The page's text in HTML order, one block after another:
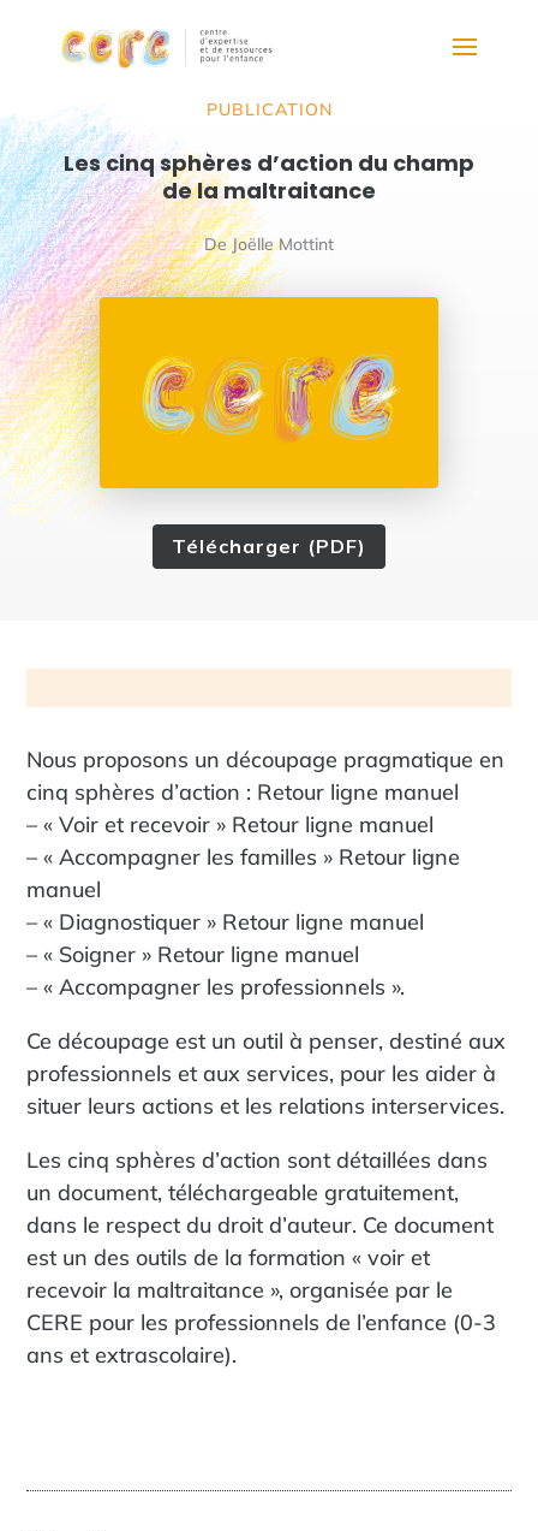
PUBLICATION
Les cinq sphères d’action du champ
de la maltraitance
De Joëlle Mottint
Télécharger (PDF)
Nous proposons un découpage pragmatique en
cinq sphères d’action : Retour ligne manuel
– « Voir et recevoir » Retour ligne manuel
– « Accompagner les familles » Retour ligne
manuel
– « Diagnostiquer » Retour ligne manuel
– « Soigner » Retour ligne manuel
– « Accompagner les professionnels ».
Ce découpage est un outil à penser, destiné aux
professionnels et aux services, pour les aider à
situer leurs actions et les relations interservices.
Les cinq sphères d’action sont détaillées dans
un document, téléchargeable gratuitement,
dans le respect du droit d’auteur. Ce document
est un des outils de la formation « voir et
recevoir la maltraitance », organisée par le
CERE pour les professionnels de l’enfance (0-3
ans et extrascolaire).